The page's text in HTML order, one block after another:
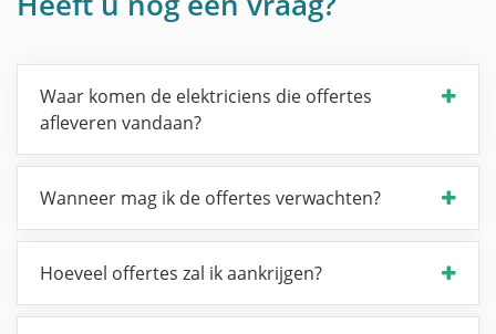
Waar komen de elektriciens die offertes
afleveren vandaan?
Wanneer mag ik de offertes verwachten?
Hoeveel offertes zal ik aankrijgen?